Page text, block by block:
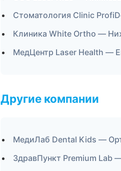
Стоматология Clinic
Клиника White Ortho —
МедЦентр Laser Health —
Другие компании
МедиЛаб Dental Kids —
ЗдравПункт Premium Lab